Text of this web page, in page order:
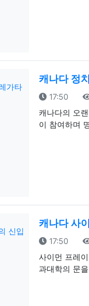
캐나다 정
등록일
17:50
캐나다의 오
이 참여하며
캐나다 사
등록일
17:50
사이먼 프레
과대학의 문